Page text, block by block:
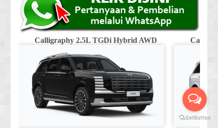
Calligraphy 2.5L TGDi Hybrid AWD